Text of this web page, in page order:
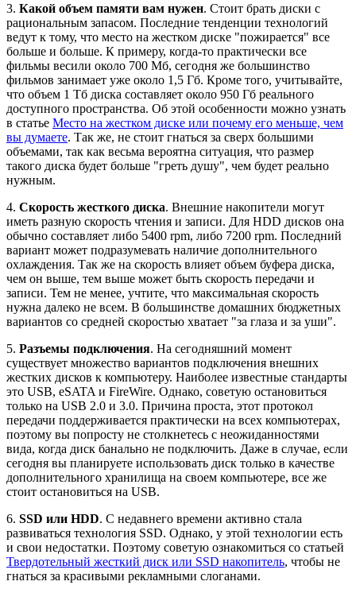
3. Какой объем памяти вам нужен. Стоит брать диски с
рациональным запасом. Последние тенденции технологий
ведут к тому, что место на жестком диске "пожирается" все
больше и больше. К примеру, когда-то практически все
фильмы весили около 700 Мб, сегодня же большинство
фильмов занимает уже около 1,5 Гб. Кроме того, учитывайте,
что объем 1 Тб диска составляет около 950 Гб реального
доступного пространства. Об этой особенности можно узнать
в статье Место на жестком диске или почему его меньше, чем
вы думаете. Так же, не стоит гнаться за сверх большими
объемами, так как весьма вероятна ситуация, что размер
такого диска будет больше "греть душу", чем будет реально
нужным.
4. Скорость жесткого диска. Внешние накопители могут
иметь разную скорость чтения и записи. Для HDD дисков она
обычно составляет либо 5400 rpm, либо 7200 rpm. Последний
вариант может подразумевать наличие дополнительного
охлаждения. Так же на скорость влияет объем буфера диска,
чем он выше, тем выше может быть скорость передачи и
записи. Тем не менее, учтите, что максимальная скорость
нужна далеко не всем. В большинстве домашних бюджетных
вариантов со средней скоростью хватает "за глаза и за уши".
5. Разъемы подключения. На сегодняшний момент
существует множество вариантов подключения внешних
жестких дисков к компьютеру. Наиболее известные стандарты
это USB, eSATA и FireWire. Однако, советую остановиться
только на USB 2.0 и 3.0. Причина проста, этот протокол
передачи поддерживается практически на всех компьютерах,
поэтому вы попросту не столкнетесь с неожиданностями
вида, когда диск банально не подключить. Даже в случае, если
сегодня вы планируете использовать диск только в качестве
дополнительного хранилища на своем компьютере, все же
стоит остановиться на USB.
6. SSD или HDD. С недавнего времени активно стала
развиваться технология SSD. Однако, у этой технологии есть
и свои недостатки. Поэтому советую ознакомиться со статьей
Твердотельный жесткий диск или SSD накопитель, чтобы не
гнаться за красивыми рекламными слоганами.